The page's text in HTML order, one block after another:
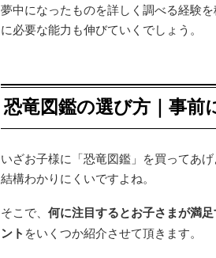
夢中になったものを詳しく調べる経験
に必要な能力も伸びていくでしょう。
恐竜図鑑の選び方｜事
いざお子様に「恐竜図鑑」を買ってあ
結構わかりにくいですよね。
そこで、 何に注目するとお子さまが満
ント をいくつか紹介させて頂きます。